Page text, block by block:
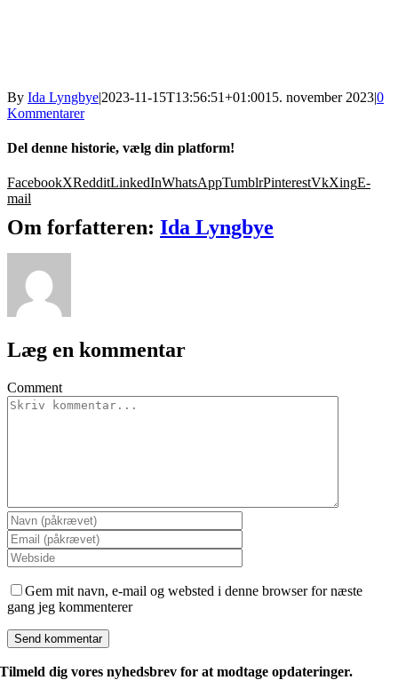
By Ida Lyngbye|2023-11-15T13:56:51+01:0015. november 2023|0
Kommentarer
Del denne historie, vælg din platform!
FacebookXRedditLinkedInWhatsAppTumblrPinterestVkXingE-
mail
Om forfatteren: Ida Lyngbye
Læg en kommentar
Comment
Gem mit navn, e-mail og websted i denne browser for næste
gang jeg kommenterer
Tilmeld dig vores nyhedsbrev for at modtage opdateringer.